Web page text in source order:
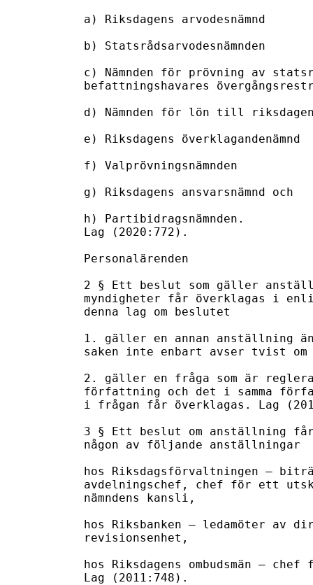
a) Riksdagens arvodesnämnd
b) Statsrådsarvodesnämnden
c) Nämnden för prövning av
befattningshavares
d) Nämnden för lön till
e) Riksdagens överklagandenämnd
f) Valprövningsnämnden
g) Riksdagens ansvarsnämnd och
h) Partibidragsnämnden.
Lag (2020:772).
Personalärenden
2 § Ett beslut som gäller
myndigheter får överklagas i
denna lag om beslutet
1. gäller en annan anställning
saken inte enbart avser tvist
2. gäller en fråga som är
författning och det i samma
i frågan får överklagas. Lag
3 § Ett beslut om anställning
någon av följande anställningar
hos Riksdagsförvaltningen –
avdelningschef, chef för ett
nämndens kansli,
hos Riksbanken – ledamöter av
revisionsenhet,
hos Riksdagens ombudsmän –
Lag (2011:748).